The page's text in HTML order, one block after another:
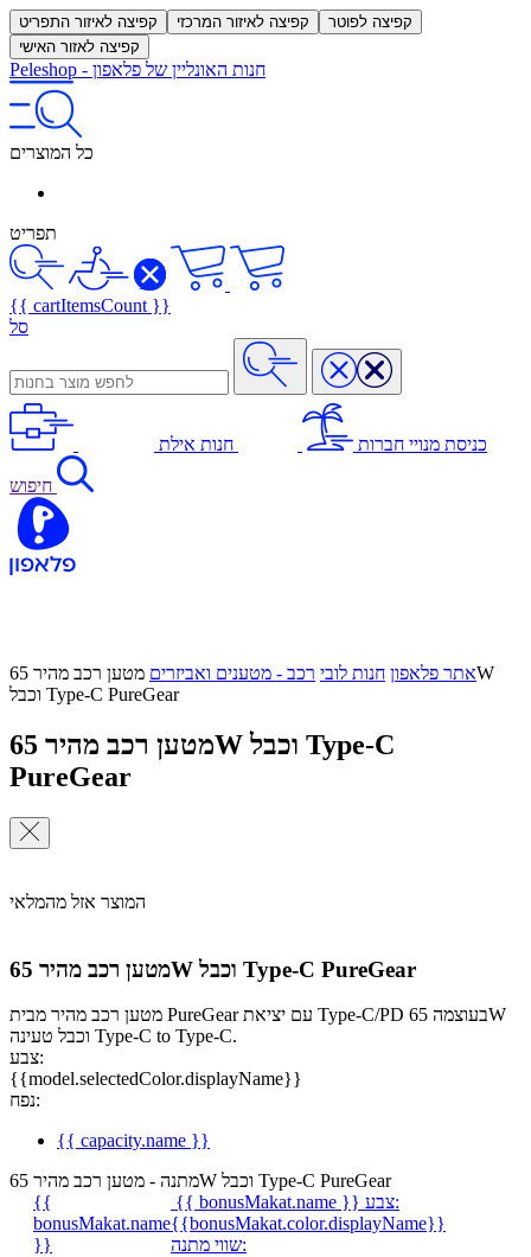
קפיצה לאיזור התפריט קפיצה לאיזור המרכזי
קפיצה לפוטר
קפיצה לאזור האישי
Peleshop - חנות האונליין של פלאפון
כל המוצרים
תפריט
{{ cartItemsCount }}
סל
כניסת מנויי חברות חנות אילת
חיפוש
אתר פלאפון חנות לובי רכב - מטענים ואביזרים
מטען רכב מהיר 65W
וכבל Type-C PureGear
מטען רכב מהיר 65W וכבל Type-C
PureGear
המוצר אזל מהמלאי
מטען רכב מהיר 65W וכבל Type-C PureGear
מטען רכב מהיר מבית PureGear עם יציאת Type-C/PD בעוצמה 65W
וכבל טעינה Type-C to Type-C.
צבע:
{{model.selectedColor.displayName}}
נפח:
{{ capacity.name }}
מתנה - מטען רכב מהיר 65W וכבל Type-C PureGear
{{
bonusMakat.name
}}
{{ bonusMakat.name }}
צבע:
{{bonusMakat.color.displayName}}
שווי מתנה: